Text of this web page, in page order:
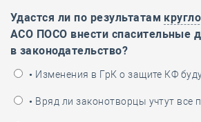
Удастся ли по результатам
АСО ПОСО внести спасительные
в законодательство?
• Изменения в ГрК о защите КФ
• Вряд ли законотворцы учтут все